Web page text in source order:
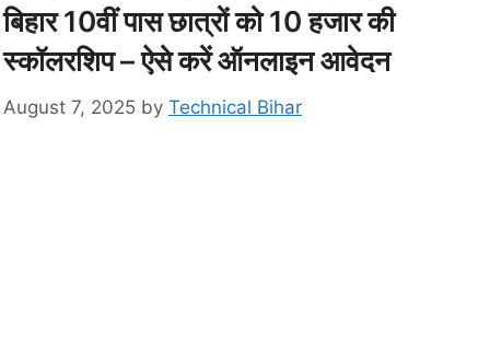
बिहार 10वीं पास छात्रों को 10 हजार की
स्कॉलरशिप – ऐसे करें ऑनलाइन आवेदन
August 7, 2025 by Technical Bihar